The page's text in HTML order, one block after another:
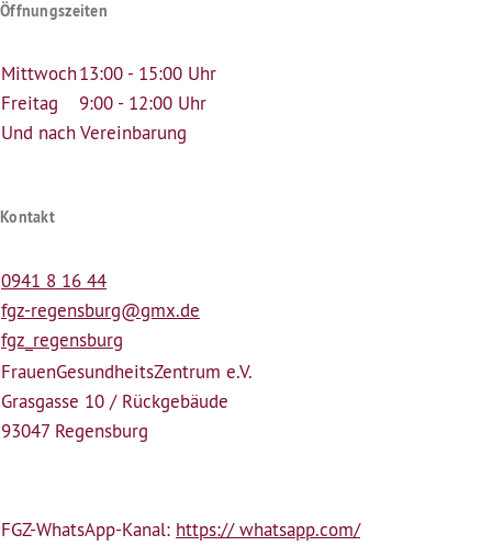
Öffnungszeiten
Mittwoch13:00 - 15:00 Uhr
Freitag
9:00 - 12:00 Uhr
Und nach Vereinbarung
Kontakt
0941 8 16 44
fgz-regensburg@gmx.de
fgz_regensburg
Frauen­Gesundheits­Zentrum e.V.
Grasgasse 10 / Rückgebäude
93047 Regensburg
FGZ-WhatsApp-Kanal: https:// whatsapp.com/